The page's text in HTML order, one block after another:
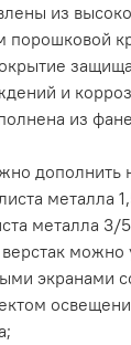
из
порошковой
и
из
дополнить
металла
металла 3/
можно
экранами